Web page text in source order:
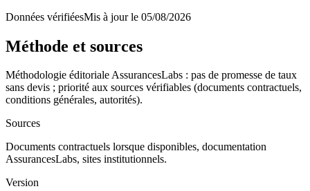
Données vérifiéesMis à jour le 05/08/2026
Méthode et sources
Méthodologie éditoriale AssurancesLabs : pas de promesse de taux
sans devis ; priorité aux sources vérifiables (documents contractuels,
conditions générales, autorités).
Sources
Documents contractuels lorsque disponibles, documentation
AssurancesLabs, sites institutionnels.
Version